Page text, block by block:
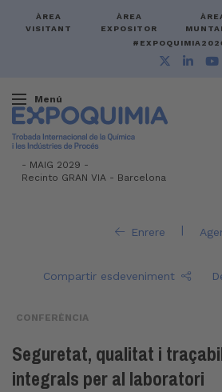
ÀREA
VISITANT
ÀREA
EXPOSITOR
Menú
- MAIG 2029 -
Recinto GRAN VIA - Barcelona
Enrere |
Compartir esdeveniment
CONFERÈNCIA
Seguretat, qualitat i
integrals per al laboratori